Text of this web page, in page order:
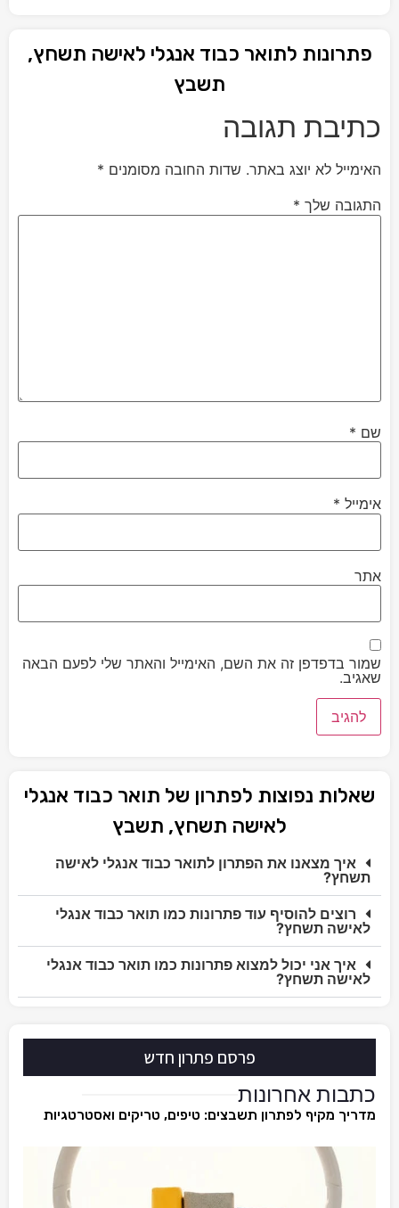
פתרונות לתואר כבוד אנגלי לאישה תשחץ,
תשבץ
כתיבת תגובה
האימייל לא יוצג באתר. שדות החובה מסומנים *
התגובה שלך *
שם *
אימייל *
אתר
שמור בדפדפן זה את השם, האימייל והאתר שלי לפעם הבאה
שאגיב.
שאלות נפוצות לפתרון של תואר כבוד אנגלי
לאישה תשחץ, תשבץ
איך מצאנו את הפתרון לתואר כבוד אנגלי לאישה
תשחץ?
רוצים להוסיף עוד פתרונות כמו תואר כבוד אנגלי
לאישה תשחץ?
איך אני יכול למצוא פתרונות כמו תואר כבוד אנגלי
לאישה תשחץ?
פרסם פתרון חדש
כתבות אחרונות
מדריך מקיף לפתרון תשבצים: טיפים, טריקים ואסטרטגיות